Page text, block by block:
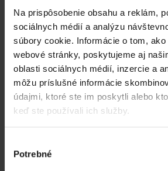
Na prispôsobenie obsahu a reklám,
sociálnych médií a analýzu
súbory cookie. Informácie o tom,
webové stránky, poskytujeme aj
oblasti sociálnych médií, inzercie a
môžu príslušné informácie
údajmi, ktoré ste im poskytli alebo
keď ste používali ich služby.
súhlasu
Potrebné
Ristorante Camino
Čutkovká 1, Ružomberok